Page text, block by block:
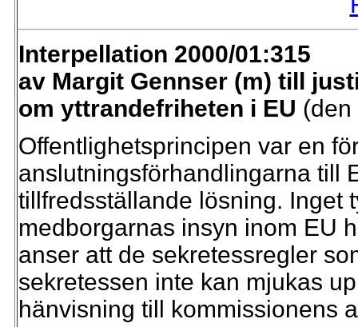
Interpellation 2000/01:315
av Margit Gennser (m) till
om yttrandefriheten i EU (den
Offentlighetsprincipen var en
anslutningsförhandlingarna till
tillfredsställande lösning. Inget
medborgarnas insyn inom EU
anser att de sekretessregler
sekretessen inte kan mjukas
hänvisning till kommissionens